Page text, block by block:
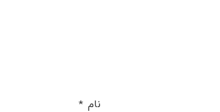
نام *